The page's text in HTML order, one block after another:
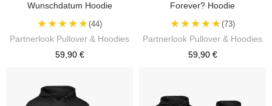
Wunschdatum Hoodie
★★★★★(44)
Partnerlook Pullover & Hoodies
59,90 €
Forever? Hoodie
★★★★★(73)
Partnerlook Pullover & Hoodies
59,90 €